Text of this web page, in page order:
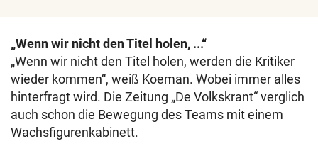
„Wenn wir nicht den Titel holen, ...“
„Wenn wir nicht den Titel holen, werden die Kritiker
wieder kommen“, weiß Koeman. Wobei immer alles
hinterfragt wird. Die Zeitung „De Volkskrant“ verglich
auch schon die Bewegung des Teams mit einem
Wachsfigurenkabinett.